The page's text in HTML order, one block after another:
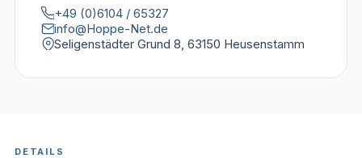
+49 (0)6104 / 65327
info@Hoppe-Net.de
Seligenstädter Grund 8, 63150 Heusenstamm
DETAILS